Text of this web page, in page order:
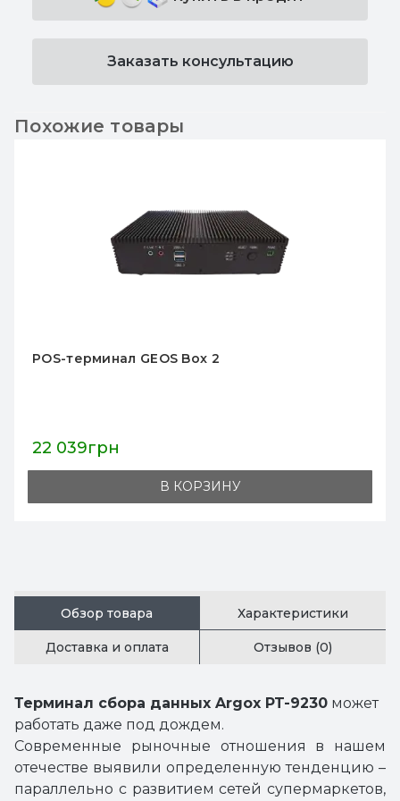
Заказать консультацию
Похожие товары
POS терминал GEOS A1502C
34 918грн
В КОРЗИНУ
Обзор товара Характеристики
Доставка и оплата Отзывов (0)
Терминал сбора данных Argox PT-9230 может
работать даже под дождем.
Современные рыночные отношения в нашем
отечестве выявили определенную тенденцию –
параллельно с развитием сетей супермаркетов,